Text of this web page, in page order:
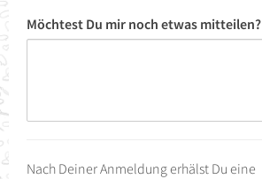
Möchtest Du mir noch etwas mitteilen?
Nach Deiner Anmeldung erhälst Du eine